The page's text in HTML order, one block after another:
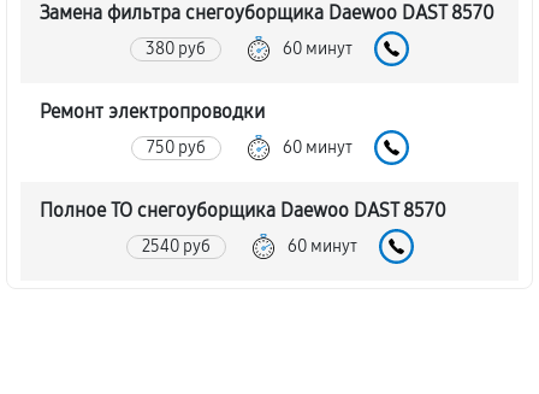
Замена фильтра снегоуборщика Daewoo DAST 8570
380 руб 60 минут
Ремонт электропроводки
750 руб 60 минут
Полное ТО снегоуборщика Daewoo DAST 8570
2540 руб 60 минут